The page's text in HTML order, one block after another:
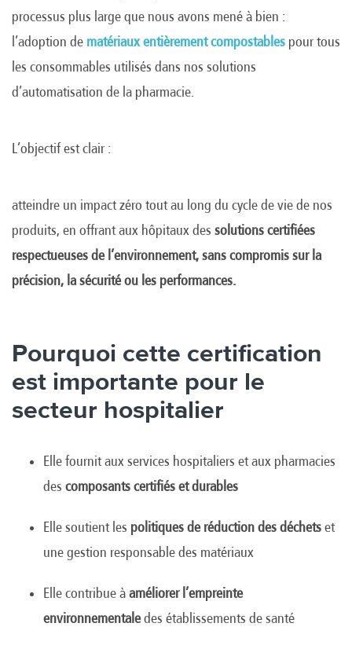
processus plus large que nous avons mené à bien :
l’adoption de matériaux entièrement compostables pour tous
les consommables utilisés dans nos solutions
d’automatisation de la pharmacie.
L’objectif est clair :
atteindre un impact zéro tout au long du cycle de vie de nos
produits, en offrant aux hôpitaux des solutions certifiées
respectueuses de l’environnement, sans compromis sur la
précision, la sécurité ou les performances.
Pourquoi cette certification
est importante pour le
secteur hospitalier
Elle fournit aux services hospitaliers et aux pharmacies
des composants certifiés et durables
Elle soutient les politiques de réduction des déchets et
une gestion responsable des matériaux
Elle contribue à améliorer l’empreinte
environnementaledes établissements de santé